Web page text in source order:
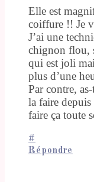
Elle est
coiffure !! Je
J’ai une
chignon flou,
qui est joli
plus d’une
Par contre,
la faire depuis
faire ça toute
#
Répondre